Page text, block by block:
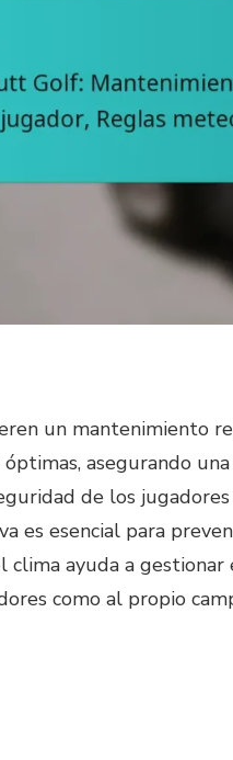
un mantenimiento
asegurando
de los
es esencial para
clima ayuda a
como al propio